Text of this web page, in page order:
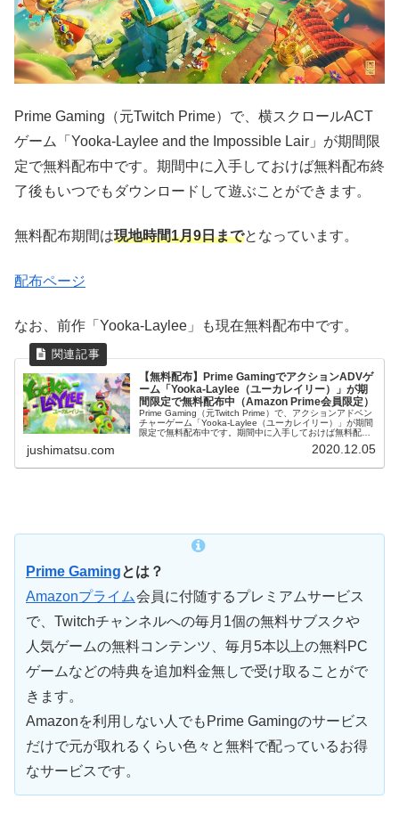
Prime Gaming（元Twitch Prime）で、横スクロールACT
ゲーム「Yooka-Laylee and the Impossible Lair」が期間限
定で無料配布中です。期間中に入手しておけば無料配布終
了後もいつでもダウンロードして遊ぶことができます。
無料配布期間は現地時間1月9日までとなっています。
配布ページ
なお、前作「Yooka-Laylee」も現在無料配布中です。
【無料配布】Prime GamingでアクションADVゲ
ーム「Yooka-Laylee（ユーカレイリー）」が期
間限定で無料配布中（Amazon Prime会員限定）
Prime Gaming（元Twitch Prime）で、アクションアドベン
チャーゲーム「Yooka-Laylee（ユーカレイリー）」が期間
限定で無料配布中です。期間中に入手しておけば無料配布
jushimatsu.com 2020.12.05
Prime Gamingとは？
Amazonプライム会員に付随するプレミアムサービス
で、Twitchチャンネルへの毎月1個の無料サブスクや
人気ゲームの無料コンテンツ、毎月5本以上の無料PC
ゲームなどの特典を追加料金無しで受け取ることがで
きます。
Amazonを利用しない人でもPrime Gamingのサービス
だけで元が取れるくらい色々と無料で配っているお得
なサービスです。